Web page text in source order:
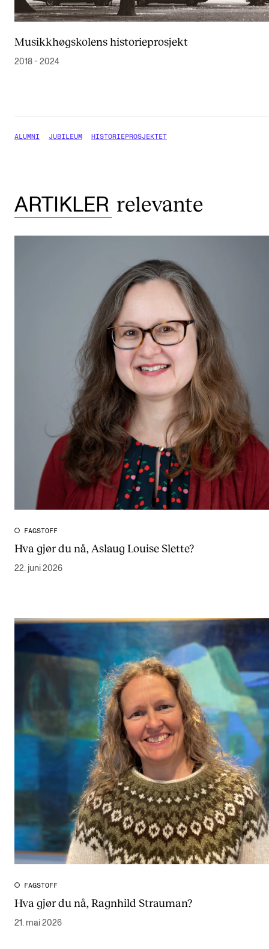
Musikkhøgskolens historieprosjekt
2018 - 2024
ALUMNI JUBILEUM HISTORIEPROSJEKTET
ARTIKLER relevante
FAGSTOFF
Hva gjør du nå, Aslaug Louise Slette?
22. juni 2026
FAGSTOFF
Hva gjør du nå, Ragnhild Strauman?
21. mai 2026